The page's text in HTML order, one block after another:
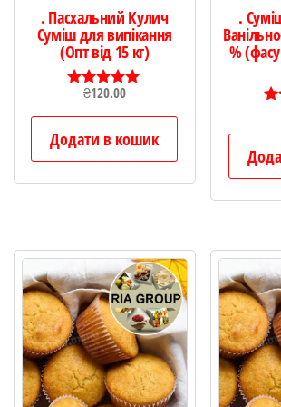
. Пасхальний Кулич
Суміш для випікання
(Опт від 15 кг)
Оцінено в
₴120.00
Додати в кошик
.
%